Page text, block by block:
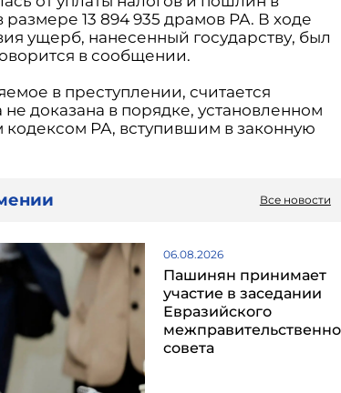
13 894 935 драмов РА. В ходе
ущерб, нанесенный государству, был
в сообщении.
в преступлении, считается
доказана в порядке, установленном
РА, вступившим в законную
Все новости
06.08.2026
Пашинян принимает
участие в заседании
Евразийского
совета